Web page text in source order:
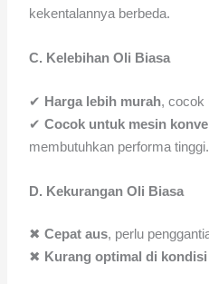
kekentalannya berbeda.
C. Kelebihan Oli Biasa
✔ Harga lebih murah, cocok
✔Cocok untuk mesin
membutuhkan performa tinggi.
D. Kekurangan Oli Biasa
✖Cepat aus, perlu
✖ Kurang optimal di